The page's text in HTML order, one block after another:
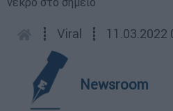
┋ Viral ┋ 11.03.2022
Newsroom